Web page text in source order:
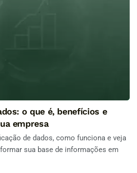
o que é, benefícios e
empresa
de dados, como funciona e veja
sua base de informações em